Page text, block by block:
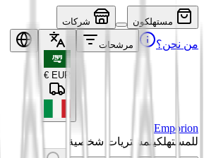
مستهلكون شركات
من نحن؟ مرشحات
EUR
€
Emporion
للمستهلكينمشتريات شخصية